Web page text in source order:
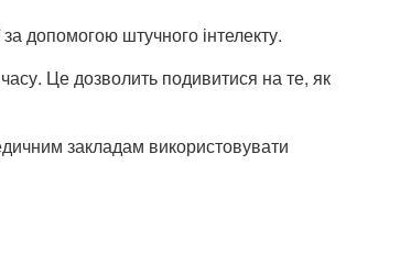
допомогою штучного інтелекту.
Це дозволить подивитися на те, як
закладам використовувати